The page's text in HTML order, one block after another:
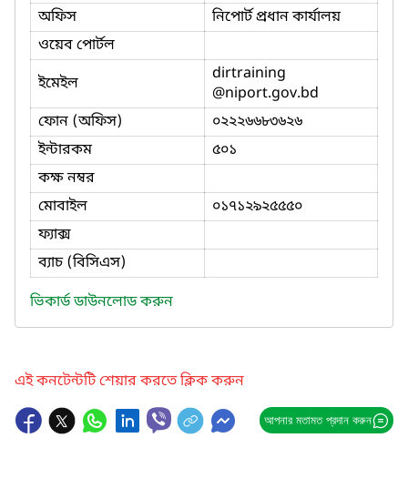
অফিস
নিপোর্ট প্রধান কার্যালয়
ওয়েব পোর্টল
ইমেইল
dirtraining
@niport.gov.bd
ফোন (অফিস)
০২২২৬৬৮৩৬২৬
ইন্টারকম
৫০১
কক্ষ নম্বর
মোবাইল
০১৭১২৯২৫৫৫০
ফ্যাক্স
ব্যাচ (বিসিএস)
ভিকার্ড ডাউনলোড করুন
এই কনটেন্টটি শেয়ার করতে ক্লিক করুন
আপনার মতামত প্রদান করুন